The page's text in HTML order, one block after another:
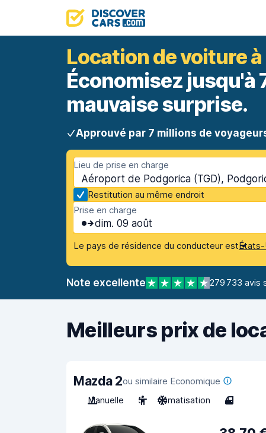
Location de voiture
Économisez jusqu'à
mauvaise surprise.
Approuvé par 7 millions de
Lieu de prise en charge
Aéroport de Podgorica (TGD),
Restitution au même endroit
Prise en charge
dim. 09 août
Le pays de résidence du conducteur estÉtats-
Note excellente 279 733 avis
Meilleurs prix de
Mazda 2ou similaire Economique
Manuelle
5 Climatisation 4